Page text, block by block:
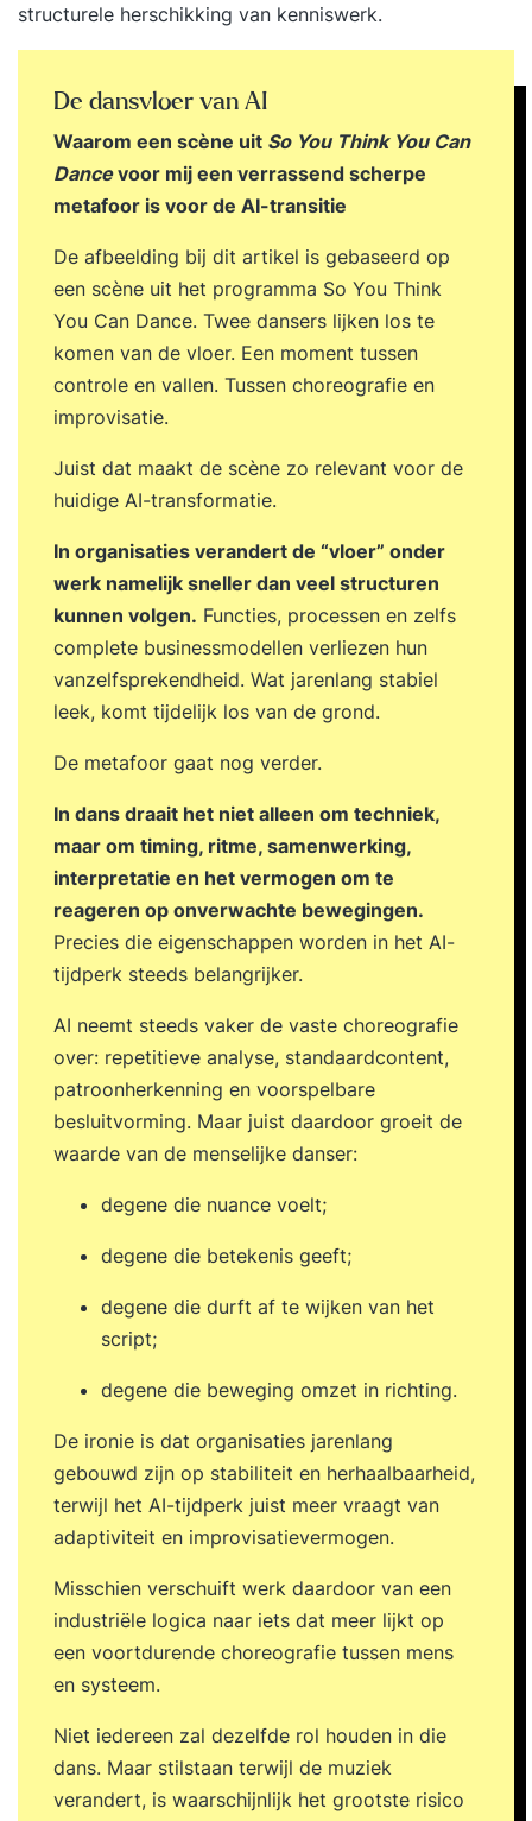
structurele herschikking van kenniswerk.
De dansvloer van AI
Waarom een scène uit So You Think You Can
Dancevoor mij een verrassend scherpe
metafoor is voor de AI-transitie
De afbeelding bij dit artikel is gebaseerd op
een scène uit het programma So You Think
You Can Dance. Twee dansers lijken los te
komen van de vloer. Een moment tussen
controle en vallen. Tussen choreografie en
improvisatie.
Juist dat maakt de scène zo relevant voor de
huidige AI-transformatie.
In organisaties verandert de “vloer” onder
werk namelijk sneller dan veel structuren
kunnen volgen. Functies, processen en zelfs
complete businessmodellen verliezen hun
vanzelfsprekendheid. Wat jarenlang stabiel
leek, komt tijdelijk los van de grond.
De metafoor gaat nog verder.
In dans draait het niet alleen om techniek,
maar om timing, ritme, samenwerking,
interpretatie en het vermogen om te
reageren op onverwachte bewegingen.
Precies die eigenschappen worden in het AI-
tijdperk steeds belangrijker.
AI neemt steeds vaker de vaste choreografie
over: repetitieve analyse, standaardcontent,
patroonherkenning en voorspelbare
besluitvorming. Maar juist daardoor groeit de
waarde van de menselijke danser:
degene die nuance voelt;
degene die betekenis geeft;
degene die durft af te wijken van het
script;
degene die beweging omzet in richting.
De ironie is dat organisaties jarenlang
gebouwd zijn op stabiliteit en herhaalbaarheid,
terwijl het AI-tijdperk juist meer vraagt van
adaptiviteit en improvisatievermogen.
Misschien verschuift werk daardoor van een
industriële logica naar iets dat meer lijkt op
een voortdurende choreografie tussen mens
en systeem.
Niet iedereen zal dezelfde rol houden in die
dans. Maar stilstaan terwijl de muziek
verandert, is waarschijnlijk het grootste risico